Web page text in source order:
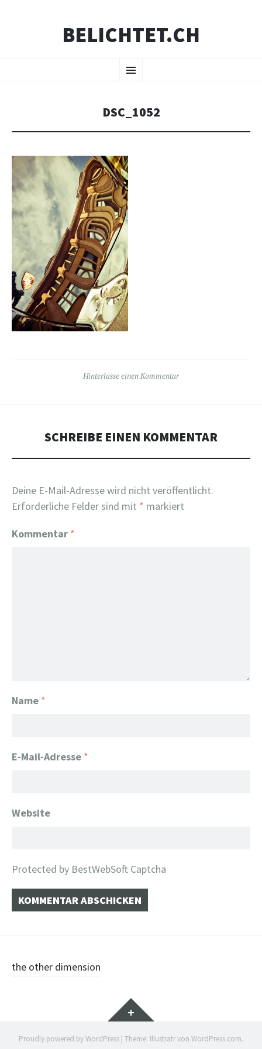
BELICHTET.CH
Menü
INHALT
DSC_1052
Hinterlasse einen Kommentar
SCHREIBE EINEN KOMMENTAR
Deine E-Mail-Adresse wird nicht veröffentlicht.
Erforderliche Felder sind mit * markiert
Kommentar *
Name *
E-Mail-Adresse *
Website
Protected by BestWebSoft Captcha
Beitragsnavigation
the other dimension
Widgets
Proudly powered by WordPress | Theme: Illustratr von WordPress.com.